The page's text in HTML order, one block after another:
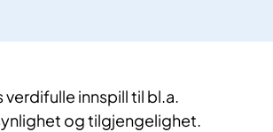
innspill til bl.a.
og tilgjengelighet.